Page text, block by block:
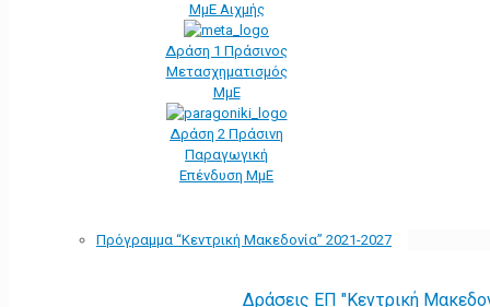
ΜμΕ Αιχμής
Δράση 1 Πράσινος
Μετασχηματισμός
ΜμΕ
Δράση 2 Πράσινη
Παραγωγική
Επένδυση ΜμΕ
Πρόγραμμα “Κεντρική Μακεδονία” 2021-2027
Δράσεις ΕΠ "Κεντρική